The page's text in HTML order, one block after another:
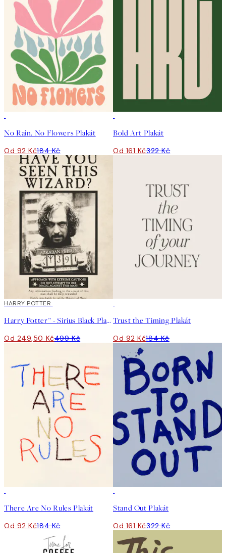
No Rain. No Flowers Plakát
Od 92 Kč184 Kč
Bold Art Plakát
Od 161 Kč322 Kč
50%*
HARRY POTTER
Harry Potter™ - Sirius Black Plakát
Od 249,50 Kč499 Kč
Trust the Timing Plakát
Od 92 Kč184 Kč
There Are No Rules Plakát
Od 92 Kč184 Kč
Stand Out Plakát
Od 161 Kč322 Kč